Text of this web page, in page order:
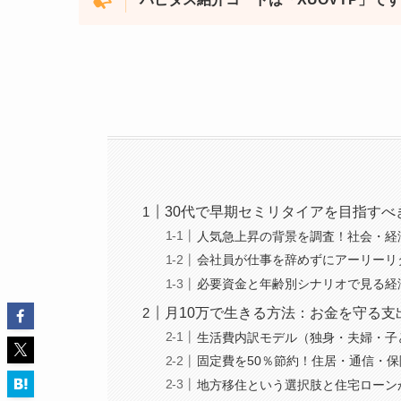
30代で早期セミリタイアを目指すべ
人気急上昇の背景を調査！社会・
会社員が仕事を辞めずにアーリー
必要資金と年齢別シナリオで見る
月10万で生きる方法：お金を守る
生活費内訳モデル（独身・夫婦・
固定費を50％節約！住居・通信・
地方移住という選択肢と住宅ロー